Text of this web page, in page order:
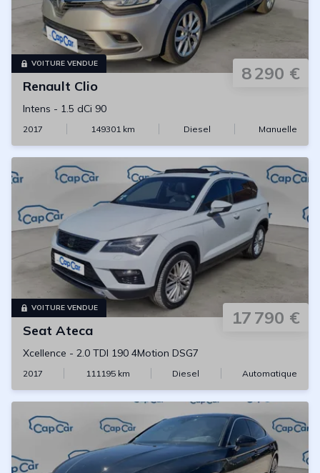
VOITURE VENDUE 8 290 €
Renault Clio
Intens - 1.5 dCi 90
2017 149301 km Diesel Manuelle
VOITURE VENDUE 17 790 €
Seat Ateca
Xcellence - 2.0 TDI 190 4Motion DSG7
2017 111195km Diesel Automatique